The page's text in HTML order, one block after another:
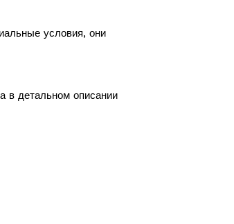
условия, они
в детальном описании